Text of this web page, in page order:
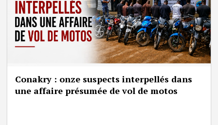
Conakry : onze suspects interpellés dans
une affaire présumée de vol de motos